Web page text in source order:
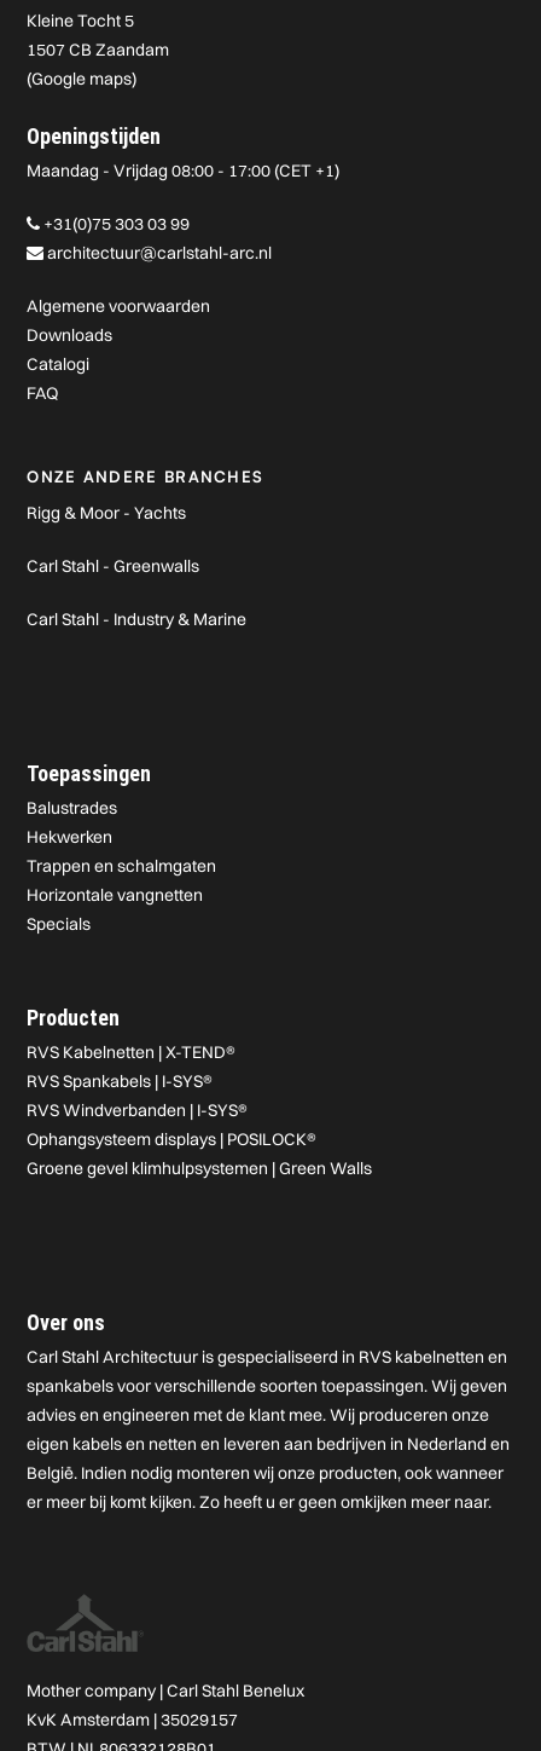
Kleine Tocht 5
1507 CB Zaandam
(Google maps)
Openingstijden
Maandag - Vrijdag 08:00 - 17:00 (CET +1)
+31(0)75 303 03 99
architectuur@carlstahl-arc.nl
Algemene voorwaarden
Downloads
Catalogi
FAQ
ONZE ANDERE BRANCHES
Rigg & Moor - Yachts
Carl Stahl - Greenwalls
Carl Stahl - Industry & Marine
Toepassingen
Balustrades
Hekwerken
Trappen en schalmgaten
Horizontale vangnetten
Specials
Producten
RVS Kabelnetten | X-TEND®
RVS Spankabels | I-SYS®
RVS Windverbanden | I-SYS®
Ophangsysteem displays | POSILOCK®
Groene gevel klimhulpsystemen | Green Walls
Over ons
Carl Stahl Architectuur is gespecialiseerd in RVS kabelnetten en
spankabels voor verschillende soorten toepassingen. Wij geven
advies en engineeren met de klant mee. Wij produceren onze
eigen kabels en netten en leveren aan bedrijven in Nederland en
België. Indien nodig monteren wij onze producten, ook wanneer
er meer bij komt kijken. Zo heeft u er geen omkijken meer naar.
Mother company |Carl Stahl Benelux
KvK Amsterdam | 35029157